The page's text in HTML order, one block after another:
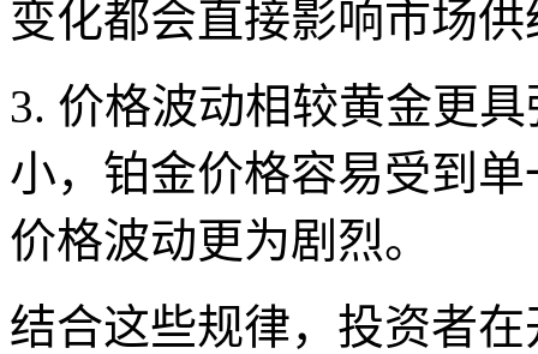
变化都会直接影响市场
3. 价格波动相较黄金更
小，铂金价格容易受到
价格波动更为剧烈。
结合这些规律，投资者